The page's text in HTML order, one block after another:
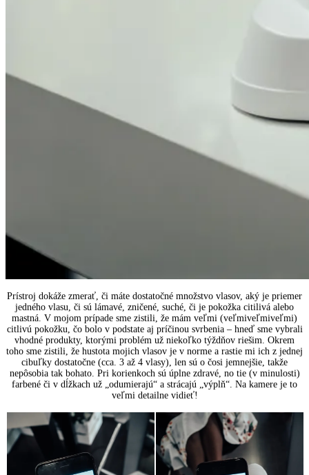
Prístroj dokáže zmerať, či máte dostatočné množstvo vlasov, aký je priemer
jedného vlasu, či sú lámavé, zničené, suché, či je pokožka citilivá alebo
mastná. V mojom prípade sme zistili, že mám veľmi (veľmiveľmiveľmi)
citlivú pokožku, čo bolo v podstate aj príčinou svrbenia – hneď sme vybrali
vhodné produkty, ktorými problém už niekoľko týždňov riešim. Okrem
toho sme zistili, že hustota mojich vlasov je v norme a rastie mi ich z jednej
cibuľky dostatočne (cca. 3 až 4 vlasy), len sú o čosi jemnejšie, takže
nepôsobia tak bohato. Pri korienkoch sú úplne zdravé, no tie (v minulosti)
farbené či v dĺžkach už „odumierajú“ a strácajú „výplň“. Na kamere je to
veľmi detailne vidieť!